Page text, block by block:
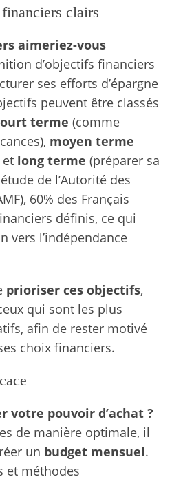
clairs
aimeriez-vous
d’objectifs financiers
ses efforts d’épargne
peuvent être classés
terme (comme
moyen terme
et long terme (préparer sa
de l’Autorité des
60% des Français
définis, ce qui
vers l’indépendance
prioriser ces objectifs,
qui sont les plus
afin de rester motivé
choix financiers.
votre pouvoir d’achat ?
de manière optimale, il
un budget mensuel.
et méthodes